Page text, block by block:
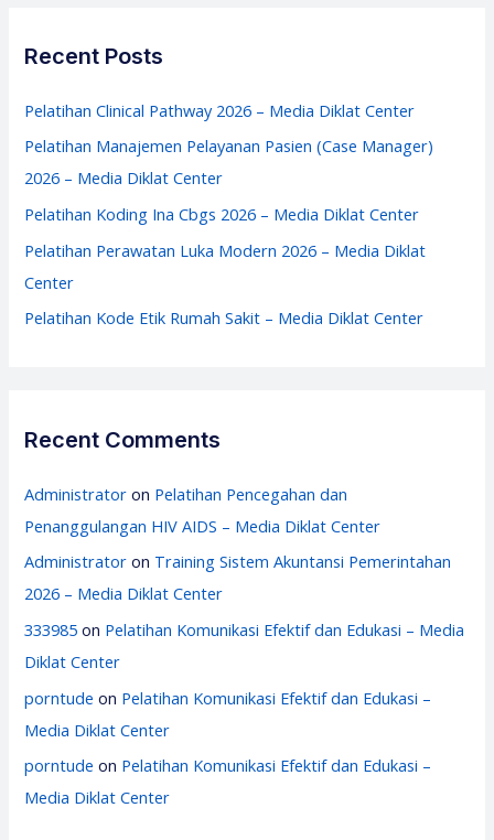
Diklat
f
o
r
Recent Posts
Pelatihan Clinical Pathway 2026 – Media Diklat Center
Pelatihan Manajemen Pelayanan Pasien (Case Manager)
2026 – Media Diklat Center
Pelatihan Koding Ina Cbgs 2026 – Media Diklat Center
Pelatihan Perawatan Luka Modern 2026 – Media Diklat
Center
Pelatihan Kode Etik Rumah Sakit – Media Diklat Center
Recent Comments
Administrator on Pelatihan Pencegahan dan
Penanggulangan HIV AIDS – Media Diklat Center
Administrator on Training Sistem Akuntansi Pemerintahan
2026 – Media Diklat Center
333985 on Pelatihan Komunikasi Efektif dan Edukasi – Media
Diklat Center
porntude on Pelatihan Komunikasi Efektif dan Edukasi –
Media Diklat Center
porntude on Pelatihan Komunikasi Efektif dan Edukasi –
Media Diklat Center